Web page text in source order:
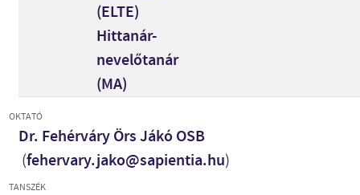
(ELTE)
Hittanár-
nevelőtanár
(MA)
OKTATÓ
Dr. Fehérváry Örs Jákó OSB
(fehervary.jako@sapientia.hu)
TANSZÉK